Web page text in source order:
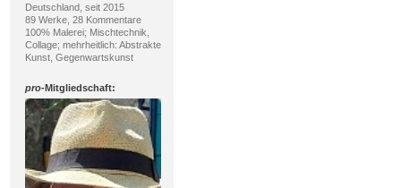
Deutschland, seit 2015
89 Werke, 28 Kommentare
100% Malerei; Mischtechnik,
Collage; mehrheitlich: Abstrakte
Kunst, Gegenwartskunst
pro-Mitgliedschaft: